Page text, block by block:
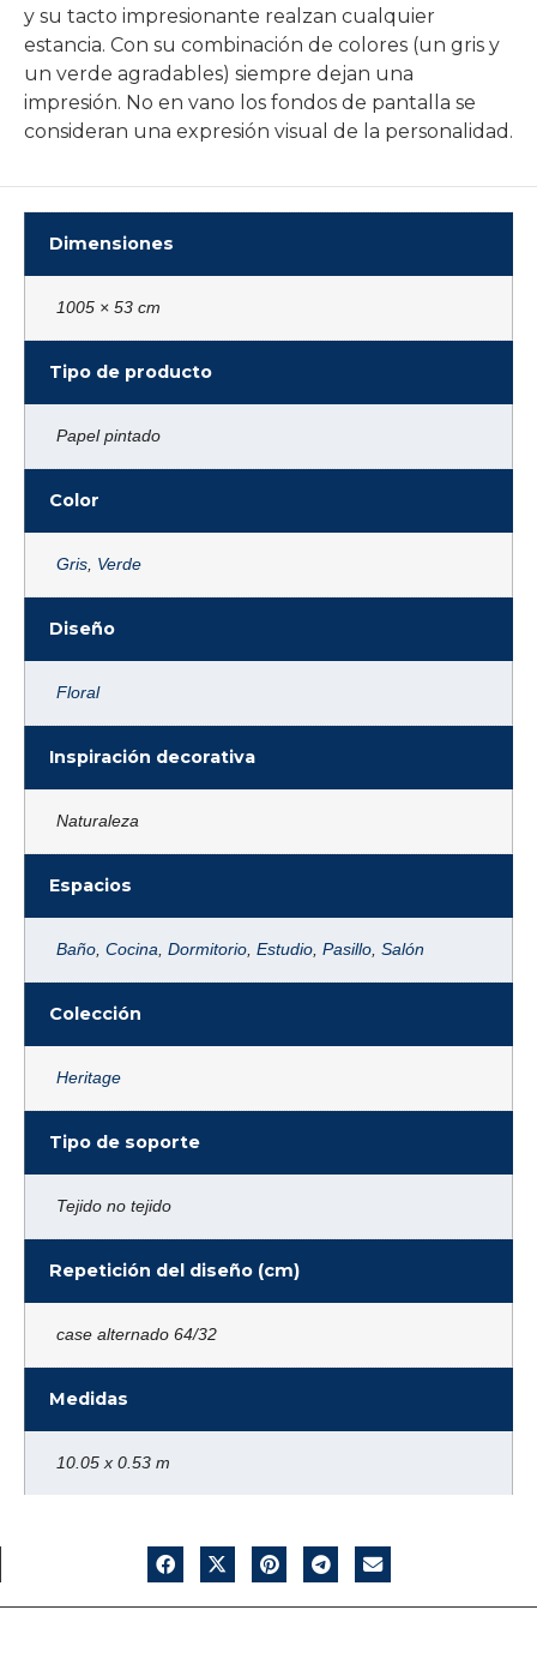
y su tacto impresionante realzan cualquier
estancia. Con su combinación de colores (un gris y
un verde agradables) siempre dejan una
impresión. No en vano los fondos de pantalla se
consideran una expresión visual de la personalidad.
Dimensiones
1005 × 53 cm
Tipo de producto
Papel pintado
Color
Gris Verde
Diseño
Floral
Inspiración decorativa
Naturaleza
Espacios
Baño Cocina Dormitorio Estudio Pasillo Salón
Colección
Heritage
Tipo de soporte
Tejido no tejido
Repetición del diseño (cm)
case alternado 64/32
Medidas
10.05 x 0.53 m